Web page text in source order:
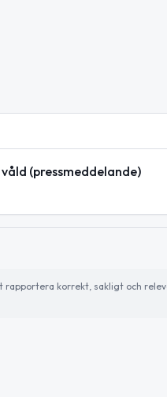
(pressmeddelande)
rapportera korrekt, sakligt och